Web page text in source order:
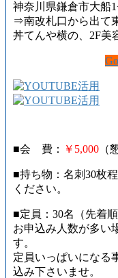
神奈川県鎌倉市大船
⇒南改札口から出て
丼てんや横の、2F美
■会 費： ￥5,000 （
■持ち物：名刺30枚
ください。
■定員：30名（先着順
お申込み人数が多い
す。
定員いっぱいになる
込み下さいませ。